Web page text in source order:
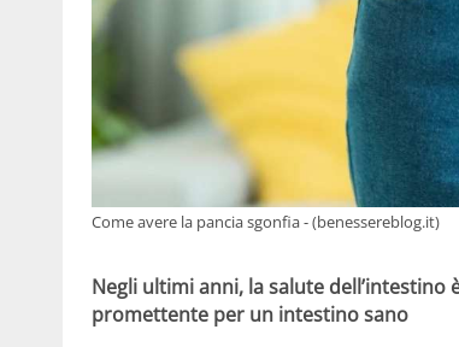
Come avere la pancia sgonfia - (benessereblog.it)
Negli ultimi anni, la salute
promettente per un intestino sano